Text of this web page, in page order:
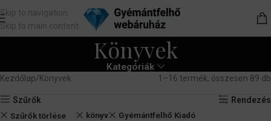
Skip to navigation
Skip to main content
Könyvek
Kategóriák
Kezdőlap Könyvek 1–16 termék, összesen 89 db
Szűrők Rendezés
Szűrők törlése könyv Gyémántfelhő Kiadó